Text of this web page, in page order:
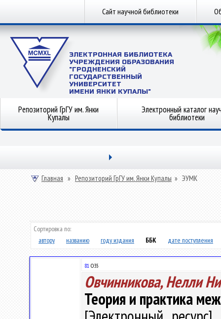
Сайт научной библиотеки
ЭЛЕКТРОННАЯ БИБЛИОТЕКА
УЧРЕЖДЕНИЯ ОБРАЗОВАНИЯ
"ГРОДНЕНСКИЙ
ГОСУДАРСТВЕННЫЙ
УНИВЕРСИТЕТ
ИМЕНИ ЯНКИ КУПАЛЫ"
Репозиторий ГрГУ им. Янки
Купалы
Электронный каталог
библиотеки
Главная » Репозиторий ГрГУ им. Янки Купалы » ЭУМК
Сортировка по:
автору
названию году издания ББК дате поступления
81 О35
Овчинникова, Нелли
Теория и практика